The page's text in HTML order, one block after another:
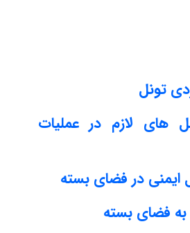
تونل
های لازم در عملیات
ایمنی در فضای بسته
فضای بسته